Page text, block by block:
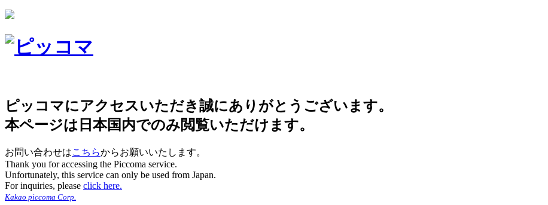
ピッコマにアクセスいただき誠にありがとうございます。
本ページは日本国内でのみ閲覧いただけます。
お問い合わせはこちらからお願いいたします。
Thank you for accessing the Piccoma service.
Unfortunately, this service can only be used from Japan.
For inquiries, please click here.
Kakao piccoma Corp.